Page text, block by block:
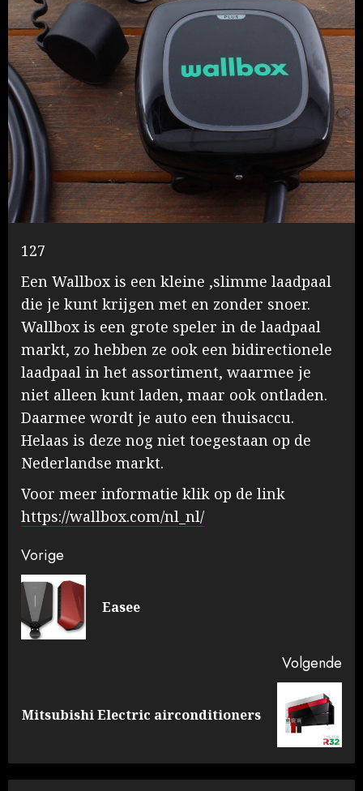
127
Een Wallbox is een kleine ,slimme laadpaal
die je kunt krijgen met en zonder snoer.
Wallbox is een grote speler in de laadpaal
markt, zo hebben ze ook een bidirectionele
laadpaal in het assortiment, waarmee je
niet alleen kunt laden, maar ook ontladen.
Daarmee wordt je auto een thuisaccu.
Helaas is deze nog niet toegestaan op de
Nederlandse markt.
Voor meer informatie klik op de link
https://wallbox.com/nl_nl/
Doorgaan
met
lezen
Vorige
Easee
Volgende
Volgende
Mitsubishi Electric airconditioners